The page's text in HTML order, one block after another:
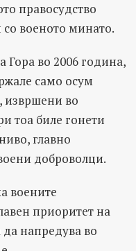
правосудство
военото минато.
Гора во 2006 година,
само осум
извршени во
тоа биле гонети
главно
доброволци.
воените
приоритет на
да напредува во